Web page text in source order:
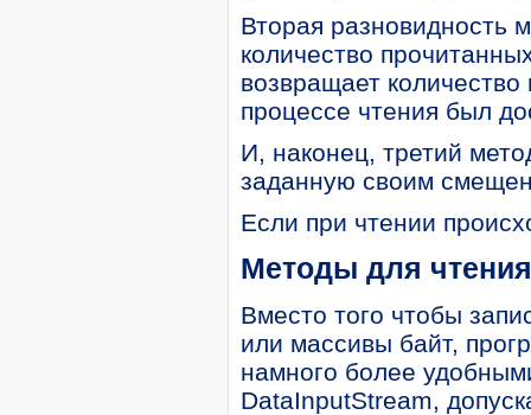
Вторая разновидность
количество
возвращает
процессе чтения был
И, наконец, третий
заданную своим
Если при чтении
Методы для
Вместо того чтобы
или массивы байт,
намного более
DataInputStream,